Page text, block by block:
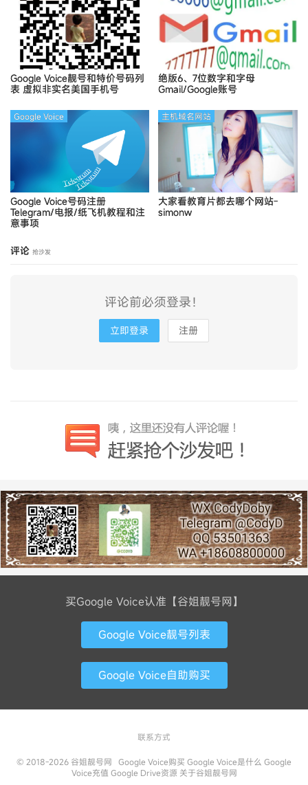
Google Voice靓号和特价号码列
表 虚拟非实名美国手机号
绝版6、7位数字和字母
Gmail/Google账号
Google Voice号码注册
Telegram/电报/纸飞机教程和注
意事项
Google Voice
大家看教育片都去哪个网站-
simonw
主机域名网站
评论 抢沙发
评论前必须登录！
立即登录 注册
买Google Voice认准【谷姐靓号网】
Google Voice靓号列表
Google Voice自助购买
联系方式
© 2018-2026 谷姐靓号网 Google Voice购买 Google Voice是什么 Google
Voice充值 Google Drive资源 关于谷姐靓号网